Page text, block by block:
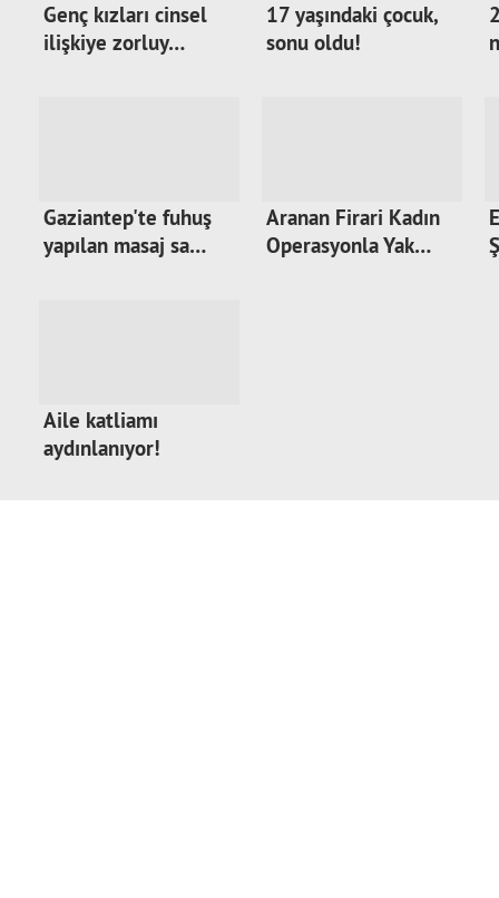
Genç kızları cinsel
ilişkiye zorluy…
17 yaşındaki çocuk,
sonu oldu!
Gaziantep'te fuhuş
yapılan masaj sa…
Aranan Firari Kadın
Operasyonla Yak…
Aile katliamı
aydınlanıyor!